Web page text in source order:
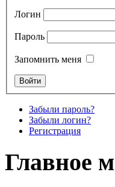
Логин
Пароль
Запомнить меня
Забыли пароль?
Забыли логин?
Регистрация
Главное